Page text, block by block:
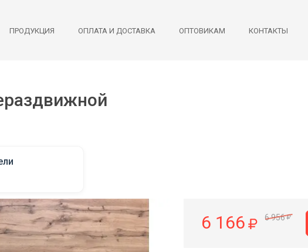
ПРОДУКЦИЯ ОПЛАТА И ДОСТАВКА ОПТОВИКАМ КОНТАКТЫ
6 166 6 956